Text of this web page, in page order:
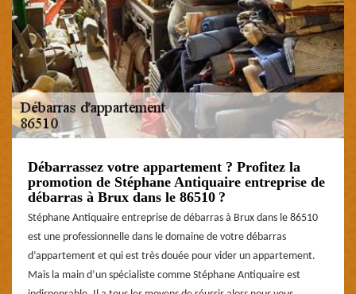
Débarrassez votre appartement ? Profitez la
promotion de Stéphane Antiquaire entreprise de
débarras à Brux dans le 86510 ?
Stéphane Antiquaire entreprise de débarras à Brux dans le 86510
est une professionnelle dans le domaine de votre débarras
d’appartement et qui est très douée pour vider un appartement.
Mais la main d’un spécialiste comme Stéphane Antiquaire est